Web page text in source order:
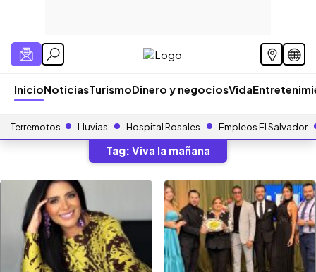
InicioNoticiasTurismoDinero y negociosVida
Terremotos Lluvias Hospital Rosales Empleos El Salvador
Tag: Viva la mañana